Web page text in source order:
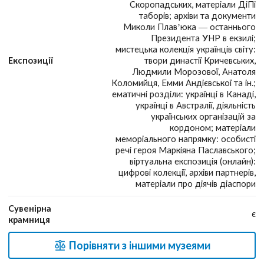
Експозиції
Скоропадських, матеріали ДіПі
таборів; архіви та документи
Миколи Плав’юка — останнього
Президента УНР в екзилі;
мистецька колекція українців світу:
твори династії Кричевських,
Людмили Морозової, Анатоля
Коломийця, Емми Андієвської та ін.;
ематичні розділи: українці в Канаді,
українці в Австралії, діяльність
українських організацій за
кордоном; матеріали
меморіального напрямку: особисті
речі героя Маркіяна Паславського;
віртуальна експозиція (онлайн):
цифрові колекції, архіви партнерів,
матеріали про діячів діаспори
Сувенірна
крамниця
є
Порівняти з іншими музеями